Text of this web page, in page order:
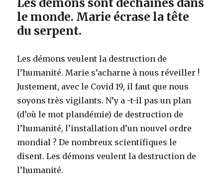
Les démons sont déchaînés dans
le monde. Marie écrase la tête
du serpent.
Les démons veulent la destruction de
l’humanité. Marie s’acharne à nous réveiller !
Justement, avec le Covid 19, il faut que nous
soyons très vigilants. N’y a -t-il pas un plan
(d’où le mot plandémie) de destruction de
l’humanité, l’installation d’un nouvel ordre
mondial ? De nombreux scientifiques le
disent. Les démons veulent la destruction de
l’humanité.